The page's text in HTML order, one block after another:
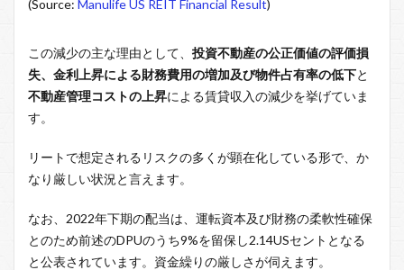
(Source: Manulife US REIT Financial Result)
この減少の主な理由として、 投資不動産の公正価値の評価損
失、金利上昇による財務費用の増加及び物件占有率の低下と
不動産管理コストの上昇による賃貸収入の減少を挙げていま
す。
リートで想定されるリスクの多くが顕在化している形で、か
なり厳しい状況と言えます。
なお、2022年下期の配当は、運転資本及び財務の柔軟性確保
とのため前述のDPUのうち9%を留保し2.14USセントとなる
と公表されています。資金繰りの厳しさが伺えます。